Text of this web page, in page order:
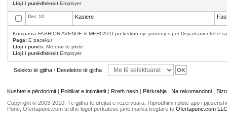
Lloji i punëdhënsitEmployer
Dec 10 Kasiere
Kompania FASHION AVENUE & MERCATO po kërkon nje punonjës për Departamentet e
Paga: E pacekur
Lloji i punës: Me orar të plotë
Lloji i punëdhënsitEmployer
Selekto të gjitha / Deselekto të gjitha
Kushtet e përdorimit | Politikat e intimitetit | Rreth nesh | Përkrahja | Na rekomandoni |
Copyright © 2003-2010. Të gjitha të drejtat e rezervuara. Riprodhimi i plotë apo i
Pune, Ofertapune.com si dhe logot përkatëse janë marka tregtare të Ofertapune.com LLC